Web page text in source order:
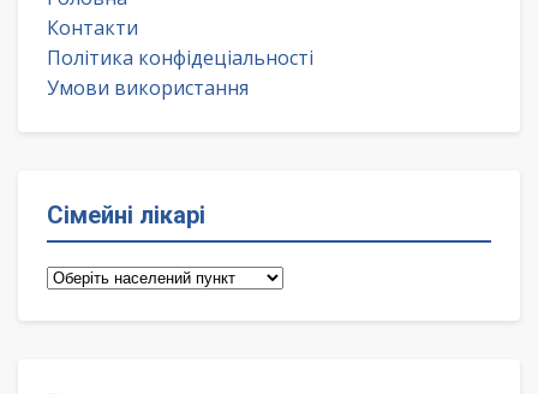
Контакти
Політика конфідеціальності
Умови використання
Сімейні лікарі
Сімейні